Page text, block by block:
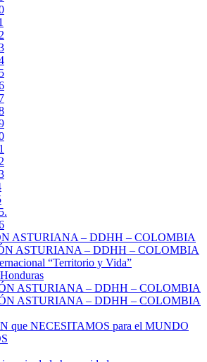
ASTURIANA – DDHH – COLOMBIA
ASTURIANA – DDHH – COLOMBIA
“Territorio y Vida”
ASTURIANA – DDHH – COLOMBIA
ASTURIANA – DDHH – COLOMBIA
que NECESITAMOS para el MUNDO